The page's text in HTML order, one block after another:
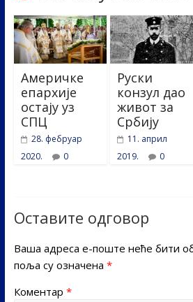
Америчке
епархије
остају уз
СПЦ
28. фебруар
2020.
0
Руски
конзул дао
живот за
Србију
11. април
2019.
0
Оставите одговор
Ваша адреса е-поште неће бити
поља су означена *
Коментар *